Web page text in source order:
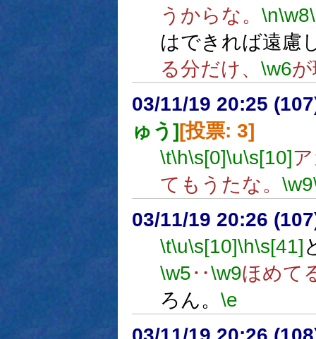
うからな。 \n\w8
はできれば遠慮
る分だけ、 \w6
03/11/19 20:25
ゅう][投票: 3]
\t\h\s[0]\u\s[10]
てもうたな。 \w9
03/11/19 20:26
\t\u\s[10]\h\s[41]
\w5‥\w9ほめて
ろん。 \e